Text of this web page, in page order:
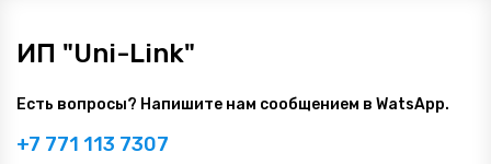
ИП "Uni-Link"
Есть вопросы? Напишите нам сообщением в WatsApp.
+7 771 113 7307